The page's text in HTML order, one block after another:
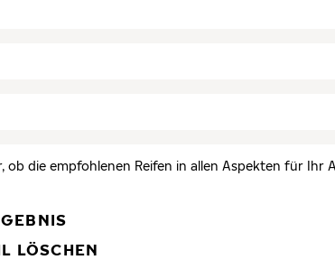
die empfohlenen Reifen in allen Aspekten für Ihr
LÖSCHEN